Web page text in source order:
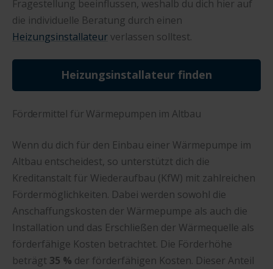
Fragestellung beeinflussen, weshalb du dich hier auf
die individuelle Beratung durch einen
Heizungsinstallateurverlassen solltest.
Heizungsinstallateur finden
Fördermittel für Wärmepumpen im Altbau
Wenn du dich für den Einbau einer Wärmepumpe im
Altbau entscheidest, so unterstützt dich die
Kreditanstalt für Wiederaufbau (KfW) mit zahlreichen
Fördermöglichkeiten. Dabei werden sowohl die
Anschaffungskosten der Wärmepumpe als auch die
Installation und das Erschließen der Wärmequelle als
förderfähige Kosten betrachtet. Die Förderhöhe
beträgt 35 % der förderfähigen Kosten. Dieser Anteil